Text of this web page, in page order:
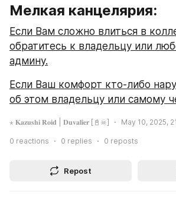
Мелкая канцелярия:
Если Вам сложно влиться в
обратитесь к владельцу или
админу.
Если Ваш комфорт кто-либо
об этом владельцу или самому
⋆ 𝐊𝐚𝐳𝐮𝐬𝐡𝐢 𝐑𝐨𝐢𝐝 | 𝐃𝐮𝐯𝐚𝐥𝐢𝐞𝐫 [📓☠] May 10, 2025,
0 reactions 0 replies 0 reposts
Repost